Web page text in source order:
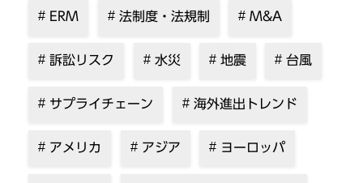
ERM 法制度・法規制 M&A
訴訟リスク 水災 地震 台風
サプライチェーン 海外進出トレンド
アメリカ アジア ヨーロッパ